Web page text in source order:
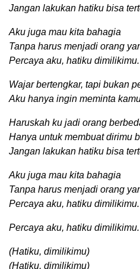
Jangan lakukan hatiku bisa
Aku juga mau kita bahagia
Tanpa harus menjadi orang
Percaya aku, hatiku dimilikimu.
Wajar bertengkar, tapi bukan
Aku hanya ingin meminta
Haruskah ku jadi orang
Hanya untuk membuat dirimu
Jangan lakukan hatiku bisa
Aku juga mau kita bahagia
Tanpa harus menjadi orang
Percaya aku, hatiku dimilikimu.
Percaya aku, hatiku dimilikimu.
(Hatiku, dimilikimu)
(Hatiku, dimilikimu)